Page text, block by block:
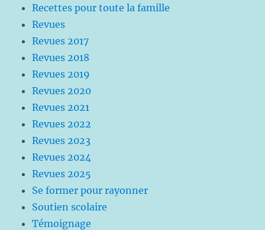
Recettes pour toute la famille
Revues
Revues 2017
Revues 2018
Revues 2019
Revues 2020
Revues 2021
Revues 2022
Revues 2023
Revues 2024
Revues 2025
Se former pour rayonner
Soutien scolaire
Témoignage